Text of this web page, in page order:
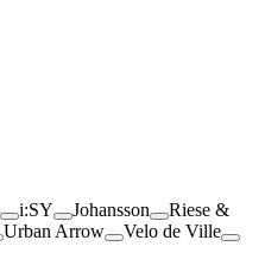
i:SY Johansson
Riese &
Urban Arrow
Velo de Ville